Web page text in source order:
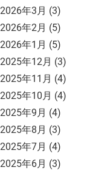
2026年3月 (3)
2026年2月 (5)
2026年1月 (5)
2025年12月 (3)
2025年11月 (4)
2025年10月 (4)
2025年9月 (4)
2025年8月 (3)
2025年7月 (4)
2025年6月 (3)